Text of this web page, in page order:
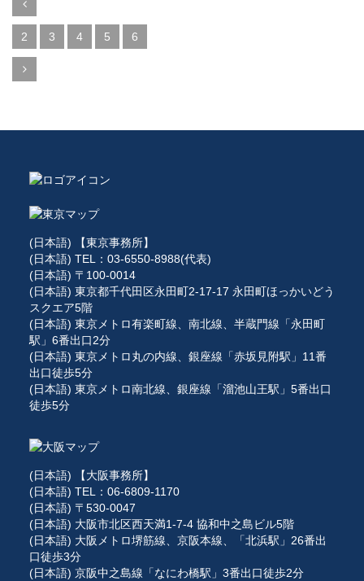
2 3 4 5 6
(日本語) 【東京事務所】
(日本語) TEL：03-6550-8988(代表)
(日本語) 〒100-0014
(日本語) 東京都千代田区永田町2-17-17 永田町ほっかいどう
スクエア5階
(日本語) 東京メトロ有楽町線、南北線、半蔵門線「永田町
駅」6番出口2分
(日本語) 東京メトロ丸の内線、銀座線「赤坂見附駅」11番
出口徒歩5分
(日本語) 東京メトロ南北線、銀座線「溜池山王駅」5番出口
徒歩5分
(日本語) 【大阪事務所】
(日本語) TEL：06-6809-1170
(日本語) 〒530-0047
(日本語) 大阪市北区西天満1-7-4 協和中之島ビル5階
(日本語) 大阪メトロ堺筋線、京阪本線、「北浜駅」26番出
口徒歩3分
(日本語) 京阪中之島線「なにわ橋駅」3番出口徒歩2分